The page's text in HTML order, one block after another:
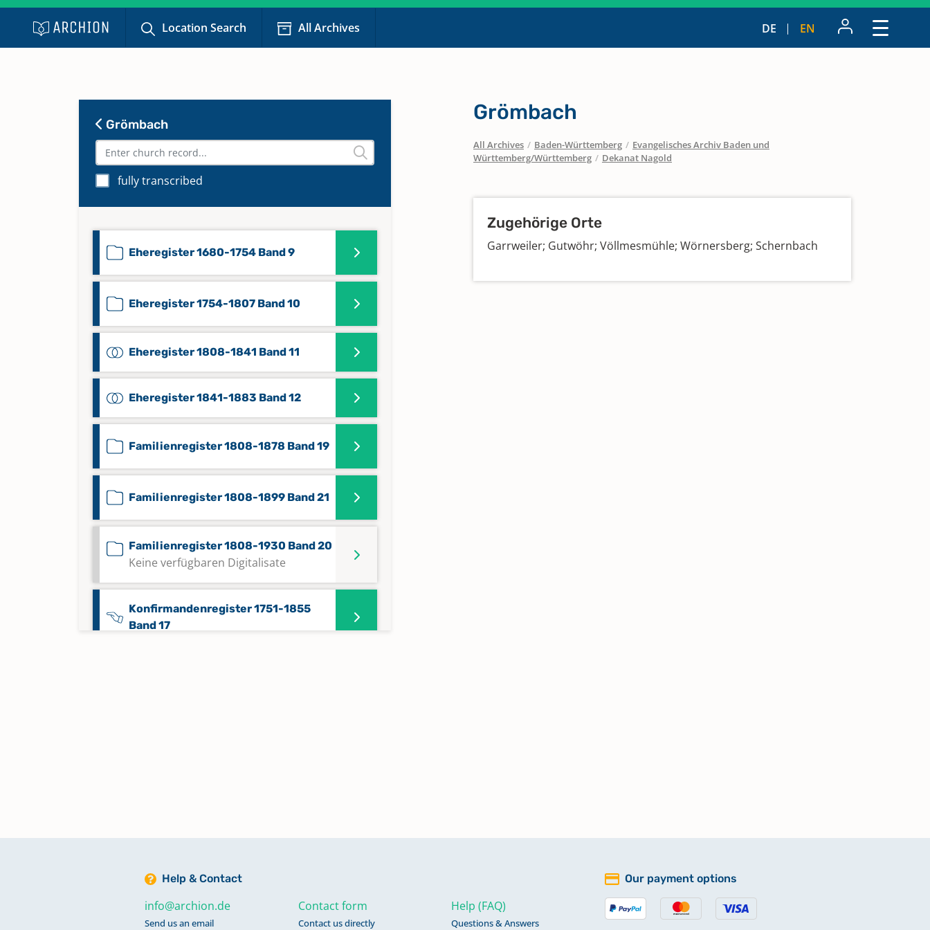
Location Search All Archives DE EN
Grömbach
fully transcribed
Eheregister 1680-1754 Band 9
Eheregister 1754-1807 Band 10
Eheregister 1808-1841 Band 11
Eheregister 1841-1883 Band 12
Familienregister 1808-1878 Band 19
Familienregister 1808-1899 Band 21
Familienregister 1808-1930 Band 20
Keine verfügbaren Digitalisate
Konfirmandenregister 1751-1855
Band 17
Mischbuch 1778-1807 Band 4
Taufregister 1734-1777 Band 3
Grömbach
All Archives / Baden-Württemberg / Evangelisches Archiv Baden und
Württemberg/Württemberg / Dekanat Nagold
Zugehörige Orte
Garrweiler; Gutwöhr; Völlmesmühle; Wörnersberg; Schernbach
Help & Contact
info@archion.de
Send us an email
Contact form
Contact us directly
Help (FAQ)
Questions & Answers
Our payment options